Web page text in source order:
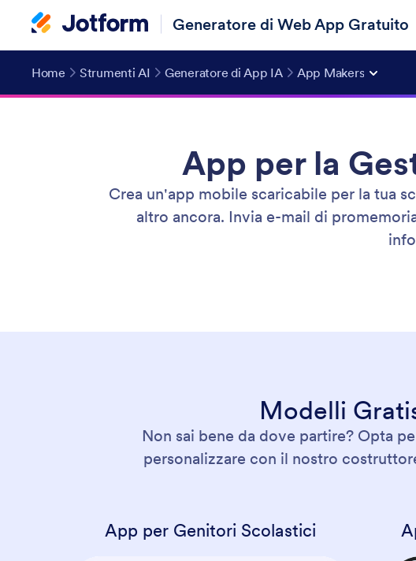
Generatore di Web App Gratuito
Home Strumenti AI Generatore di App IA App Makers
App per la
Crea un'app mobile scaricabile per la tua
altro ancora. Invia e-mail di
Modelli
Non sai bene da dove partire? Opta
personalizzare con il nostro
App per Genitori Scolastici